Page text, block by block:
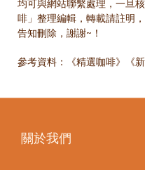
均可與網站聯繫處理，一旦
啡」整理編輯，轉載請註明
告知刪除，謝謝~！
參考資料：《精選咖啡》《新
關於我們